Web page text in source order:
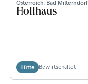
Österreich, Bad Mitterndorf
Hollhaus
Hütte Bewirtschaftet